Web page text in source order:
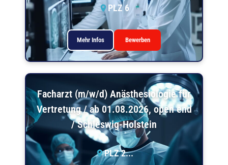
PLZ 6
Mehr Infos Bewerben
Facharzt (m/w/d) Anästhesiologie für
Vertretung / ab 01.08.2026, open end
/ Schleswig-Holstein
PLZ 2...